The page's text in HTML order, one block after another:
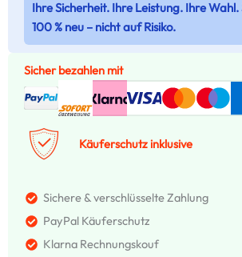
Ihre Sicherheit. Ihre Leistung. Ihre Wahl.
100 % neu – nicht auf Risiko.
Sicher bezahlen mit
Käuferschutz inklusive
Sichere & verschlüsselte Zahlung
PayPal Käuferschutz
Klarna Rechnungskouf